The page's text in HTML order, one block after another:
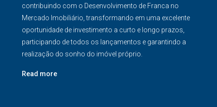
contribuindo com o Desenvolvimento de Franca no
Mercado Imobiliário, transformando em uma excelente
oportunidade de investimento a curto e longo prazos,
participando de todos os lançamentos e garantindo a
realização do sonho do imóvel próprio.
Read more